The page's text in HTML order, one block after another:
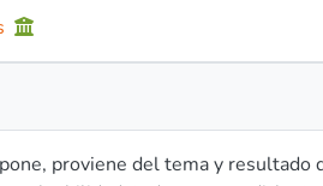
proviene del tema y resultado